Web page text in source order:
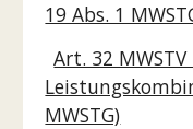
19 Abs. 1
Art. 32
MWSTG)